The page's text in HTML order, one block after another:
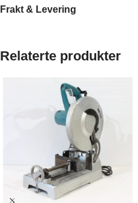
Frakt & Levering
Relaterte produkter